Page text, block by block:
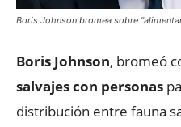
Boris Johnson bromea sobre
Boris Johnson, bromeó
salvajes con personas
distribución entre fauna